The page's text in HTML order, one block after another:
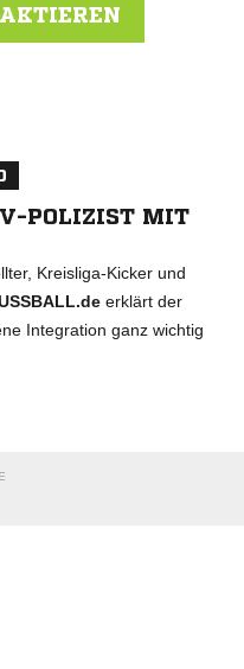
POLIZIST MIT
Kreisliga-Kicker und
erklärt der
Integration ganz wichtig